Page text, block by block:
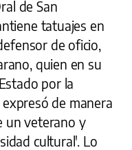
de San
tatuajes en
de oficio,
quien en su
por la
expresó de manera
un veterano y
cultural'. Lo